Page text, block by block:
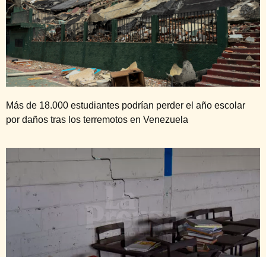
Más de 18.000 estudiantes podrían perder el año escolar
por daños tras los terremotos en Venezuela